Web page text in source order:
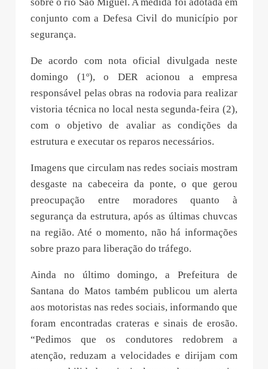
conjunto com a Defesa Civil do município por
segurança.
De acordo com nota oficial divulgada neste
domingo (1º), o DER acionou a empresa
responsável pelas obras na rodovia para realizar
vistoria técnica no local nesta segunda-feira (2),
com o objetivo de avaliar as condições da
estrutura e executar os reparos necessários.
Imagens que circulam nas redes sociais mostram
desgaste na cabeceira da ponte, o que gerou
preocupação entre moradores quanto à
segurança da estrutura, após as últimas chuvcas
na região. Até o momento, não há informações
sobre prazo para liberação do tráfego.
Ainda no último domingo, a Prefeitura de
Santana do Matos também publicou um alerta
aos motoristas nas redes sociais, informando que
foram encontradas crateras e sinais de erosão.
“Pedimos que os condutores redobrem a
atenção, reduzam a velocidades e dirijam com